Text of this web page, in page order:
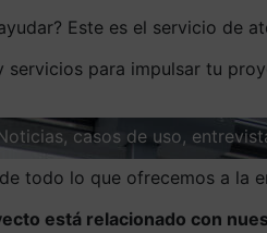
Este es el servicio de
servicios para impulsar tu
casos de uso,
todo lo que ofrecemos a la
está relacionado con